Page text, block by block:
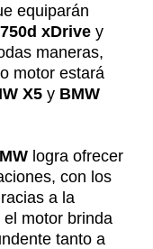
equiparán
xDrive y
maneras,
motor estará
X5 y BMW
logra ofrecer
con los
a la
el motor brinda
tanto a